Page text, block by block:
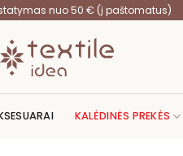
nuo 50 € (į paštomatus)
KALĖDINĖS PREKĖS